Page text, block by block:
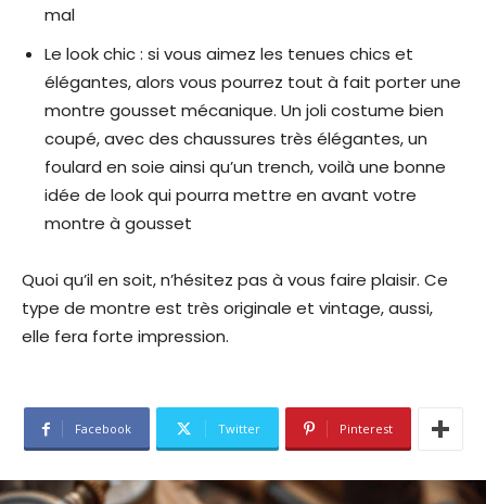
mal
Le look chic : si vous aimez les tenues chics et
élégantes, alors vous pourrez tout à fait porter une
montre gousset mécanique. Un joli costume bien
coupé, avec des chaussures très élégantes, un
foulard en soie ainsi qu’un trench, voilà une bonne
idée de look qui pourra mettre en avant votre
montre à gousset
Quoi qu’il en soit, n’hésitez pas à vous faire plaisir. Ce
type de montre est très originale et vintage, aussi,
elle fera forte impression.
Facebook Twitter Pinterest